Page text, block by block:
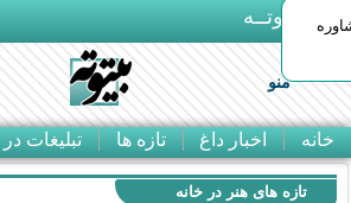
بـیتوتــه
منو
خانه اخبار داغ تازه ها تبلیغات در
تازه های هنر در خانه